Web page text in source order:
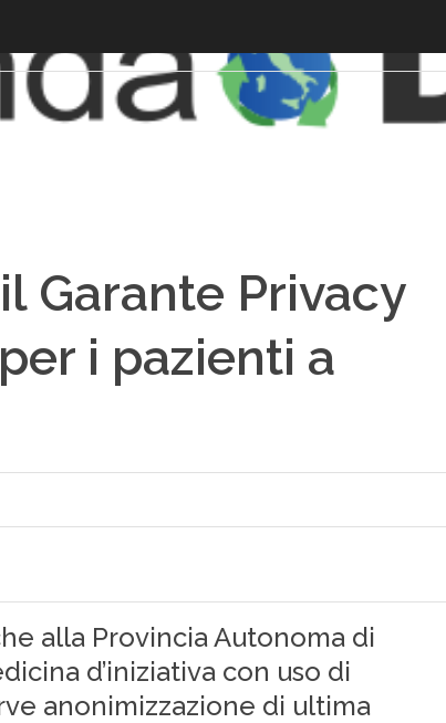
Garante Privacy
i pazienti a
alla Provincia Autonoma di
d’iniziativa con uso di
anonimizzazione di ultima